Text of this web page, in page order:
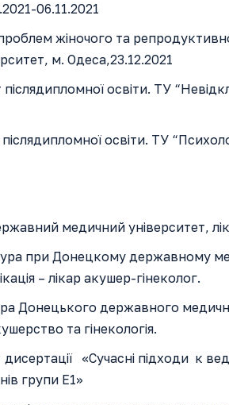
06.11.2021
жіночого та
м. Одеса,23.12.2021
освіти. ТУ
освіти. ТУ
медичний університет,
при Донецкому державному
– лікар акушер-гінеколог.
Донецького державного
та гінекологія.
«Сучасні підходи к
групи Е1»